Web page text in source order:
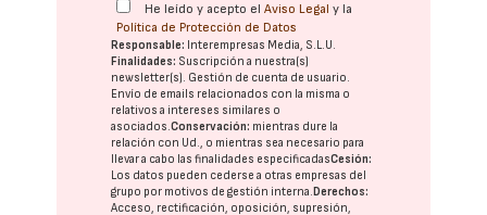
He leído y acepto elAviso Legal y la
Política de Protección de Datos
Responsable: Interempresas Media, S.L.U.
Finalidades: Suscripción a nuestra(s)
newsletter(s). Gestión de cuenta de usuario.
Envío de emails relacionados con la misma o
relativos a intereses similares o
asociados.Conservación: mientras dure la
relación con Ud., o mientras sea necesario para
llevar a cabo las finalidades especificadasCesión:
Los datos pueden cederse a otras empresas del
grupo por motivos de gestión interna. Derechos:
Acceso, rectificación, oposición, supresión,